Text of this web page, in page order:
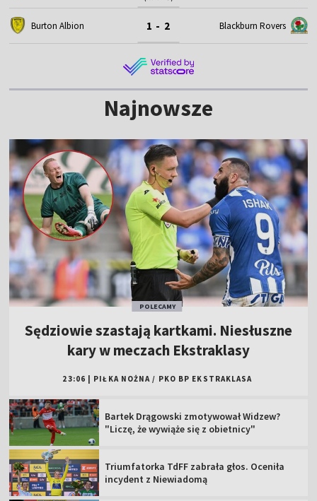
Burton Albion 1 - 2 Blackburn Rovers
Najnowsze
POLECAMY
Sędziowie szastają kartkami. Niesłuszne
kary w meczach Ekstraklasy
23:06 PIŁKA NOŻNA / PKO BP EKSTRAKLASA
Bartek Drągowski zmotywował Widzew?
"Liczę, że wywiąże się z obietnicy"
Triumfatorka TdFF zabrała głos. Oceniła
incydent z Niewiadomą